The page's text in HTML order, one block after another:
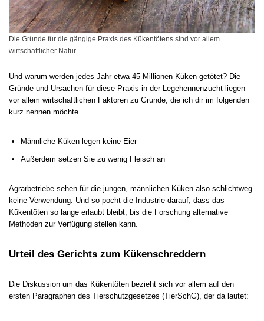
Die Gründe für die gängige Praxis des Kükentötens sind vor allem
wirtschaftlicher Natur.
Und warum werden jedes Jahr etwa 45 Millionen Küken getötet? Die
Gründe und Ursachen für diese Praxis in der Legehennenzucht liegen
vor allem wirtschaftlichen Faktoren zu Grunde, die ich dir im folgenden
kurz nennen möchte.
Männliche Küken legen keine Eier
Außerdem setzen Sie zu wenig Fleisch an
Agrarbetriebe sehen für die jungen, männlichen Küken also schlichtweg
keine Verwendung. Und so pocht die Industrie darauf, dass das
Kükentöten so lange erlaubt bleibt, bis die Forschung alternative
Methoden zur Verfügung stellen kann.
Urteil des Gerichts zum Kükenschreddern
Die Diskussion um das Kükentöten bezieht sich vor allem auf den
ersten Paragraphen des Tierschutzgesetzes (TierSchG), der da lautet: